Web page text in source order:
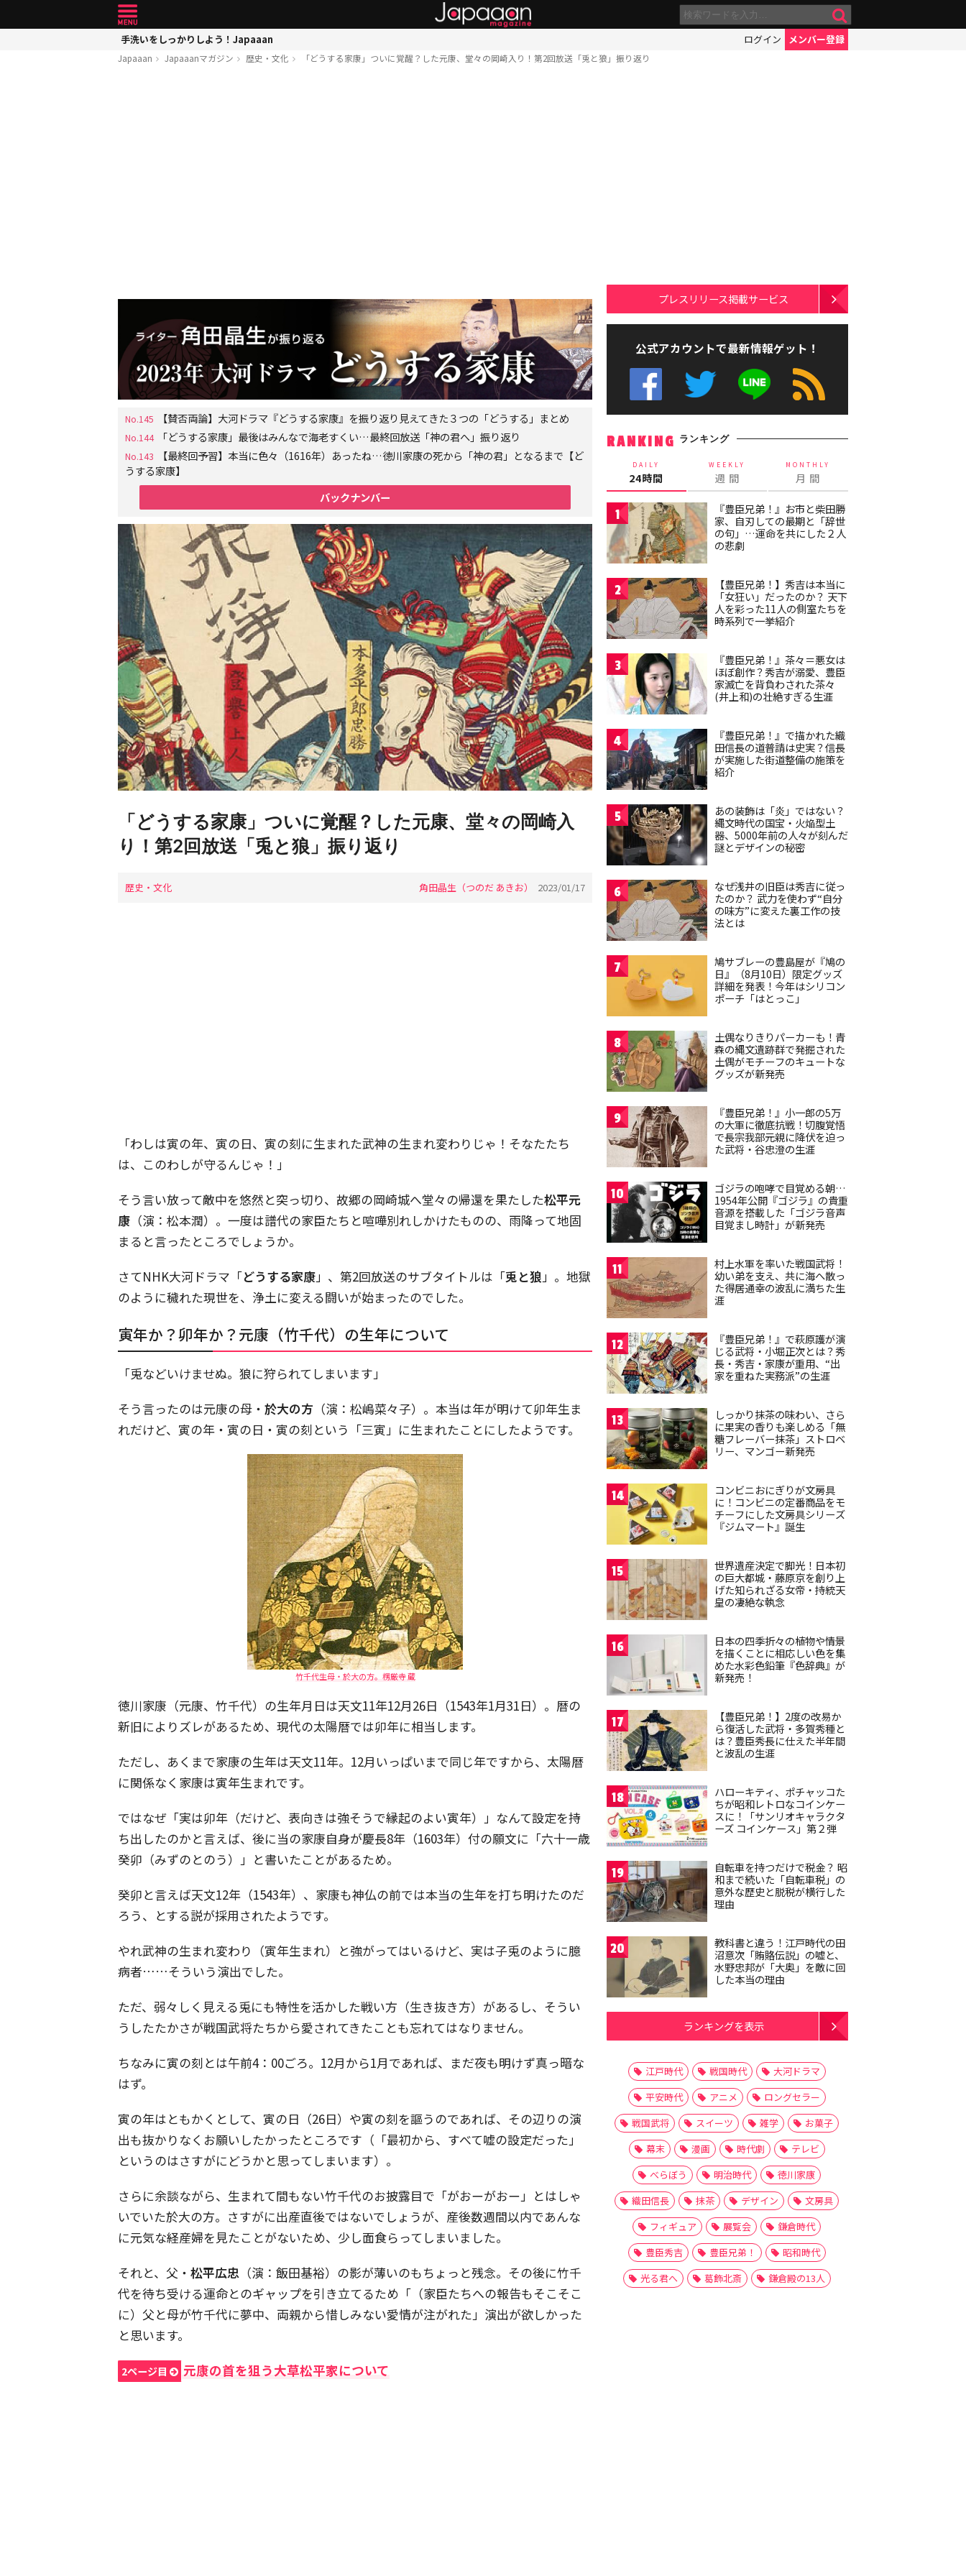
手洗いをしっかりしよう！Japaaan ログイン メンバー登録
Japaaan Japaaanマガジン 歴史・文化 「どうする家康」ついに覚醒？した元康、堂々の岡崎入り！第2回放送「兎と狼」振り返り
No.145 【賛否両論】大河ドラマ『どうする家康』を振り返り見えてきた３つの「どうする」まとめ
No.144 「どうする家康」最後はみんなで海老すくい…最終回放送「神の君へ」振り返り
No.143
【最終回予習】本当に色々（1616年）あったね…徳川家康の死から「神の君」となるまで【ど
うする家康】
バックナンバー
「どうする家康」ついに覚醒？した元康、堂々の岡崎入
り！第2回放送「兎と狼」振り返り
歴史・文化 角田晶生（つのだ あきお） 2023/01/17
「わしは寅の年、寅の日、寅の刻に生まれた武神の生まれ変わりじゃ！そなたたち
は、このわしが守るんじゃ！」
そう言い放って敵中を悠然と突っ切り、故郷の岡崎城へ堂々の帰還を果たした松平元
康 （演：松本潤）。一度は譜代の家臣たちと喧嘩別れしかけたものの、雨降って地固
まると言ったところでしょうか。
さてNHK大河ドラマ「どうする家康」、第2回放送のサブタイトルは「兎と狼」。地獄
のように穢れた現世を、浄土に変える闘いが始まったのでした。
寅年か？卯年か？元康（竹千代）の生年について
「兎などいけませぬ。狼に狩られてしまいます」
そう言ったのは元康の母・ 於大の方 （演：松嶋菜々子）。本当は年が明けて卯年生ま
れだけど、寅の年・寅の日・寅の刻という「三寅」に生まれたことにしたようです。
竹千代生母・於大の方。楞厳寺 蔵
徳川家康（元康、竹千代）の生年月日は天文11年12月26日（1543年1月31日）。暦の
新旧によりズレがあるため、現代の太陽暦では卯年に相当します。
ただし、あくまで家康の生年は天文11年。12月いっぱいまで同じ年ですから、太陽暦
に関係なく家康は寅年生まれです。
ではなぜ「実は卯年（だけど、表向きは強そうで縁起のよい寅年）」なんて設定を持
ち出したのかと言えば、後に当の家康自身が慶長8年（1603年）付の願文に「六十一歳
癸卯（みずのとのう）」と書いたことがあるため。
癸卯と言えば天文12年（1543年）、家康も神仏の前では本当の生年を打ち明けたのだ
ろう、とする説が採用されたようです。
やれ武神の生まれ変わり（寅年生まれ）と強がってはいるけど、実は子兎のように臆
病者……そういう演出でした。
ただ、弱々しく見える兎にも特性を活かした戦い方（生き抜き方）があるし、そうい
うしたたかさが戦国武将たちから愛されてきたことも忘れてはなりません。
ちなみに寅の刻とは午前4：00ごろ。12月から1月であれば、まだ夜も明けず真っ暗な
はず。
寅の年はともかくとして、寅の日（26日）や寅の刻を謳うのであれば、その辺りの演
出も抜かりなくお願いしたかったところです（「最初から、すべて嘘の設定だった」
というのはさすがにどうかと思ってしまいます）。
さらに余談ながら、生まれて間もない竹千代のお披露目で「がおーがおー」とはしゃ
いでいた於大の方。さすがに出産直後ではないでしょうが、産後数週間以内であんな
に元気な経産婦を見たことがないため、少し面食らってしまいました。
それと、父・ 松平広忠 （演：飯田基裕）の影が薄いのもちょっと残念。その後に竹千
代を待ち受ける運命とのギャップを引き立てるため「（家臣たちへの報告もそこそこ
に）父と母が竹千代に夢中、両親から惜しみない愛情が注がれた」演出が欲しかった
と思います。
2ページ目 元康の首を狙う大草松平家について
プレスリリース掲載サービス
公式アカウントで最新情報ゲット！
RANKING ランキング
DAILY
24時間
WEEKLY
週 間
MONTHLY
月 間
1
『豊臣兄弟！』お市と柴田勝
家、自刃しての最期と「辞世
の句」…運命を共にした２人
の悲劇
2
【豊臣兄弟！】秀吉は本当に
「女狂い」だったのか？ 天下
人を彩った11人の側室たちを
時系列で一挙紹介
3
『豊臣兄弟！』茶々＝悪女は
ほぼ創作？秀吉が溺愛、豊臣
家滅亡を背負わされた茶々
(井上和)の壮絶すぎる生涯
4
『豊臣兄弟！』で描かれた織
田信長の道普請は史実？信長
が実施した街道整備の施策を
紹介
5
あの装飾は「炎」ではない？
縄文時代の国宝・火焔型土
器、5000年前の人々が刻んだ
謎とデザインの秘密
6
なぜ浅井の旧臣は秀吉に従っ
たのか？ 武力を使わず“自分
の味方”に変えた裏工作の技
法とは
7
鳩サブレーの豊島屋が『鳩の
日』（8月10日）限定グッズ
詳細を発表！今年はシリコン
ポーチ「はとっこ」
8
土偶なりきりパーカーも！青
森の縄文遺跡群で発掘された
土偶がモチーフのキュートな
グッズが新発売
9
『豊臣兄弟！』小一郎の5万
の大軍に徹底抗戦！切腹覚悟
で長宗我部元親に降伏を迫っ
た武将・谷忠澄の生涯
10
ゴジラの咆哮で目覚める朝…
1954年公開『ゴジラ』の貴重
音源を搭載した「ゴジラ音声
目覚まし時計」が新発売
11
村上水軍を率いた戦国武将！
幼い弟を支え、共に海へ散っ
た得居通幸の波乱に満ちた生
涯
12
『豊臣兄弟！』で萩原護が演
じる武将・小堀正次とは？秀
長・秀吉・家康が重用、“出
家を重ねた実務派”の生涯
13
しっかり抹茶の味わい、さら
に果実の香りも楽しめる「無
糖フレーバー抹茶」ストロベ
リー、マンゴー新発売
14
コンビニおにぎりが文房具
に！コンビニの定番商品をモ
チーフにした文房具シリーズ
『ジムマート』誕生
15
世界遺産決定で脚光！日本初
の巨大都城・藤原京を創り上
げた知られざる女帝・持統天
皇の凄絶な執念
16
日本の四季折々の植物や情景
を描くことに相応しい色を集
めた水彩色鉛筆『色辞典』が
新発売！
17
【豊臣兄弟！】2度の改易か
ら復活した武将・多賀秀種と
は？豊臣秀長に仕えた半年間
と波乱の生涯
18
ハローキティ、ポチャッコた
ちが昭和レトロなコインケー
スに！「サンリオキャラクタ
ーズ コインケース」第２弾
19
自転車を持つだけで税金？ 昭
和まで続いた「自転車税」の
意外な歴史と脱税が横行した
理由
20
教科書と違う！江戸時代の田
沼意次「賄賂伝説」の嘘と、
水野忠邦が「大奥」を敵に回
した本当の理由
ランキングを表示
江戸時代 戦国時代
大河ドラマ
平安時代
アニメ
ロングセラー
戦国武将
スイーツ 雑学
お菓子
幕末
漫画 時代劇
テレビ
べらぼう
明治時代
徳川家康
織田信長
抹茶 デザイン
文房具
フィギュア
展覧会
鎌倉時代
豊臣秀吉
豊臣兄弟！
昭和時代
光る君へ
葛飾北斎 鎌倉殿の13人